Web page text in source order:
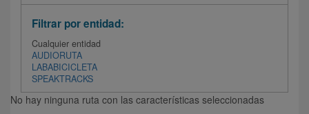
Filtrar por entidad:
Cualquier entidad
AUDIORUTA
LABABICICLETA
SPEAKTRACKS
No hay ninguna ruta con las características seleccionadas